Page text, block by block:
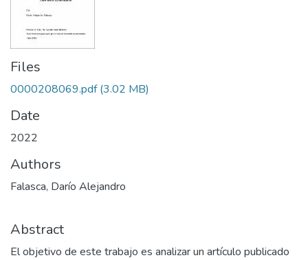
Files
0000208069.pdf (3.02 MB)
Date
2022
Authors
Falasca, Darío Alejandro
Abstract
El objetivo de este trabajo es analizar un artículo publicado